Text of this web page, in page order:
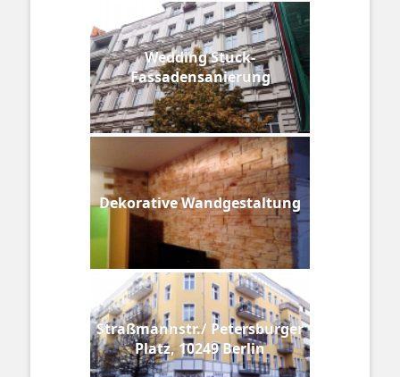
Wedding Stuck-
Fassadensanierung
Dekorative Wandgestaltung
Straßmannstr./ Petersburger
Platz, 10249 Berlin